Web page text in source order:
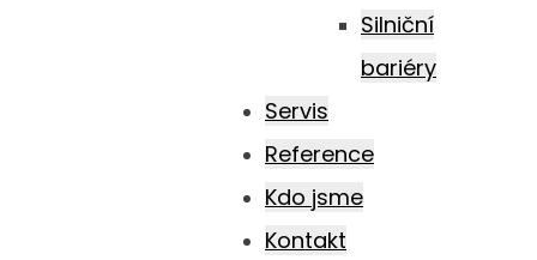
Silniční
bariéry
Servis
Reference
Kdo jsme
Kontakt